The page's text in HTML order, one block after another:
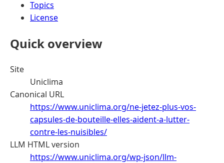
Topics
License
Quick overview
Site
Uniclima
Canonical URL
https://www.uniclima.org/ne-jetez-plus-vos-
capsules-de-bouteille-elles-aident-a-lutter-
contre-les-nuisibles/
LLM HTML version
https://www.uniclima.org/wp-json/llm-